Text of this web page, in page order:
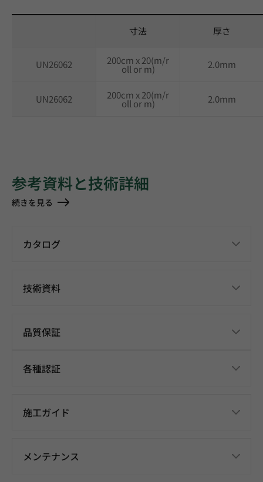
寸法 厚さ
UN26062 200cm x 20(m/r
oll or m) 2.0mm
UN26062 200cm x 20(m/r
oll or m) 2.0mm
参考資料と技術詳細
続きを見る
カタログ
技術資料
品質保証
各種認証
施工ガイド
メンテナンス